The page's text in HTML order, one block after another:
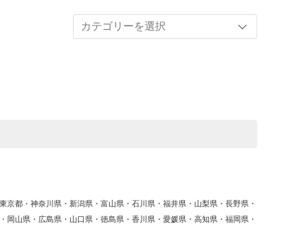
績
事
カ
都・神奈川県・新潟県・富山県・石川県・福井県・山梨県・長野県・
山県・広島県・山口県・徳島県・香川県・愛媛県・高知県・福岡県・